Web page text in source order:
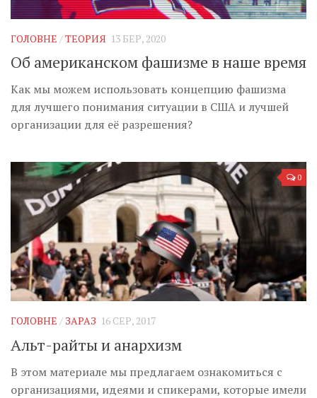
Цитати
Inter/antinational
ГОЛОВНЕ /ТЕОРИЯ 13 БЕР, 2020
Об американском фашизме в наше время
Как мы можем использовать концепцию фашизма
для лучшего понимания ситуации в США и лучшей
организации для её разрешения?
0
ГОЛОВНЕ / ЗАРАЗ 16 СЕР, 2017
Альт-райты и анархизм
В этом материале мы предлагаем ознакомиться с
организациями, идеями и спикерами, которые имели